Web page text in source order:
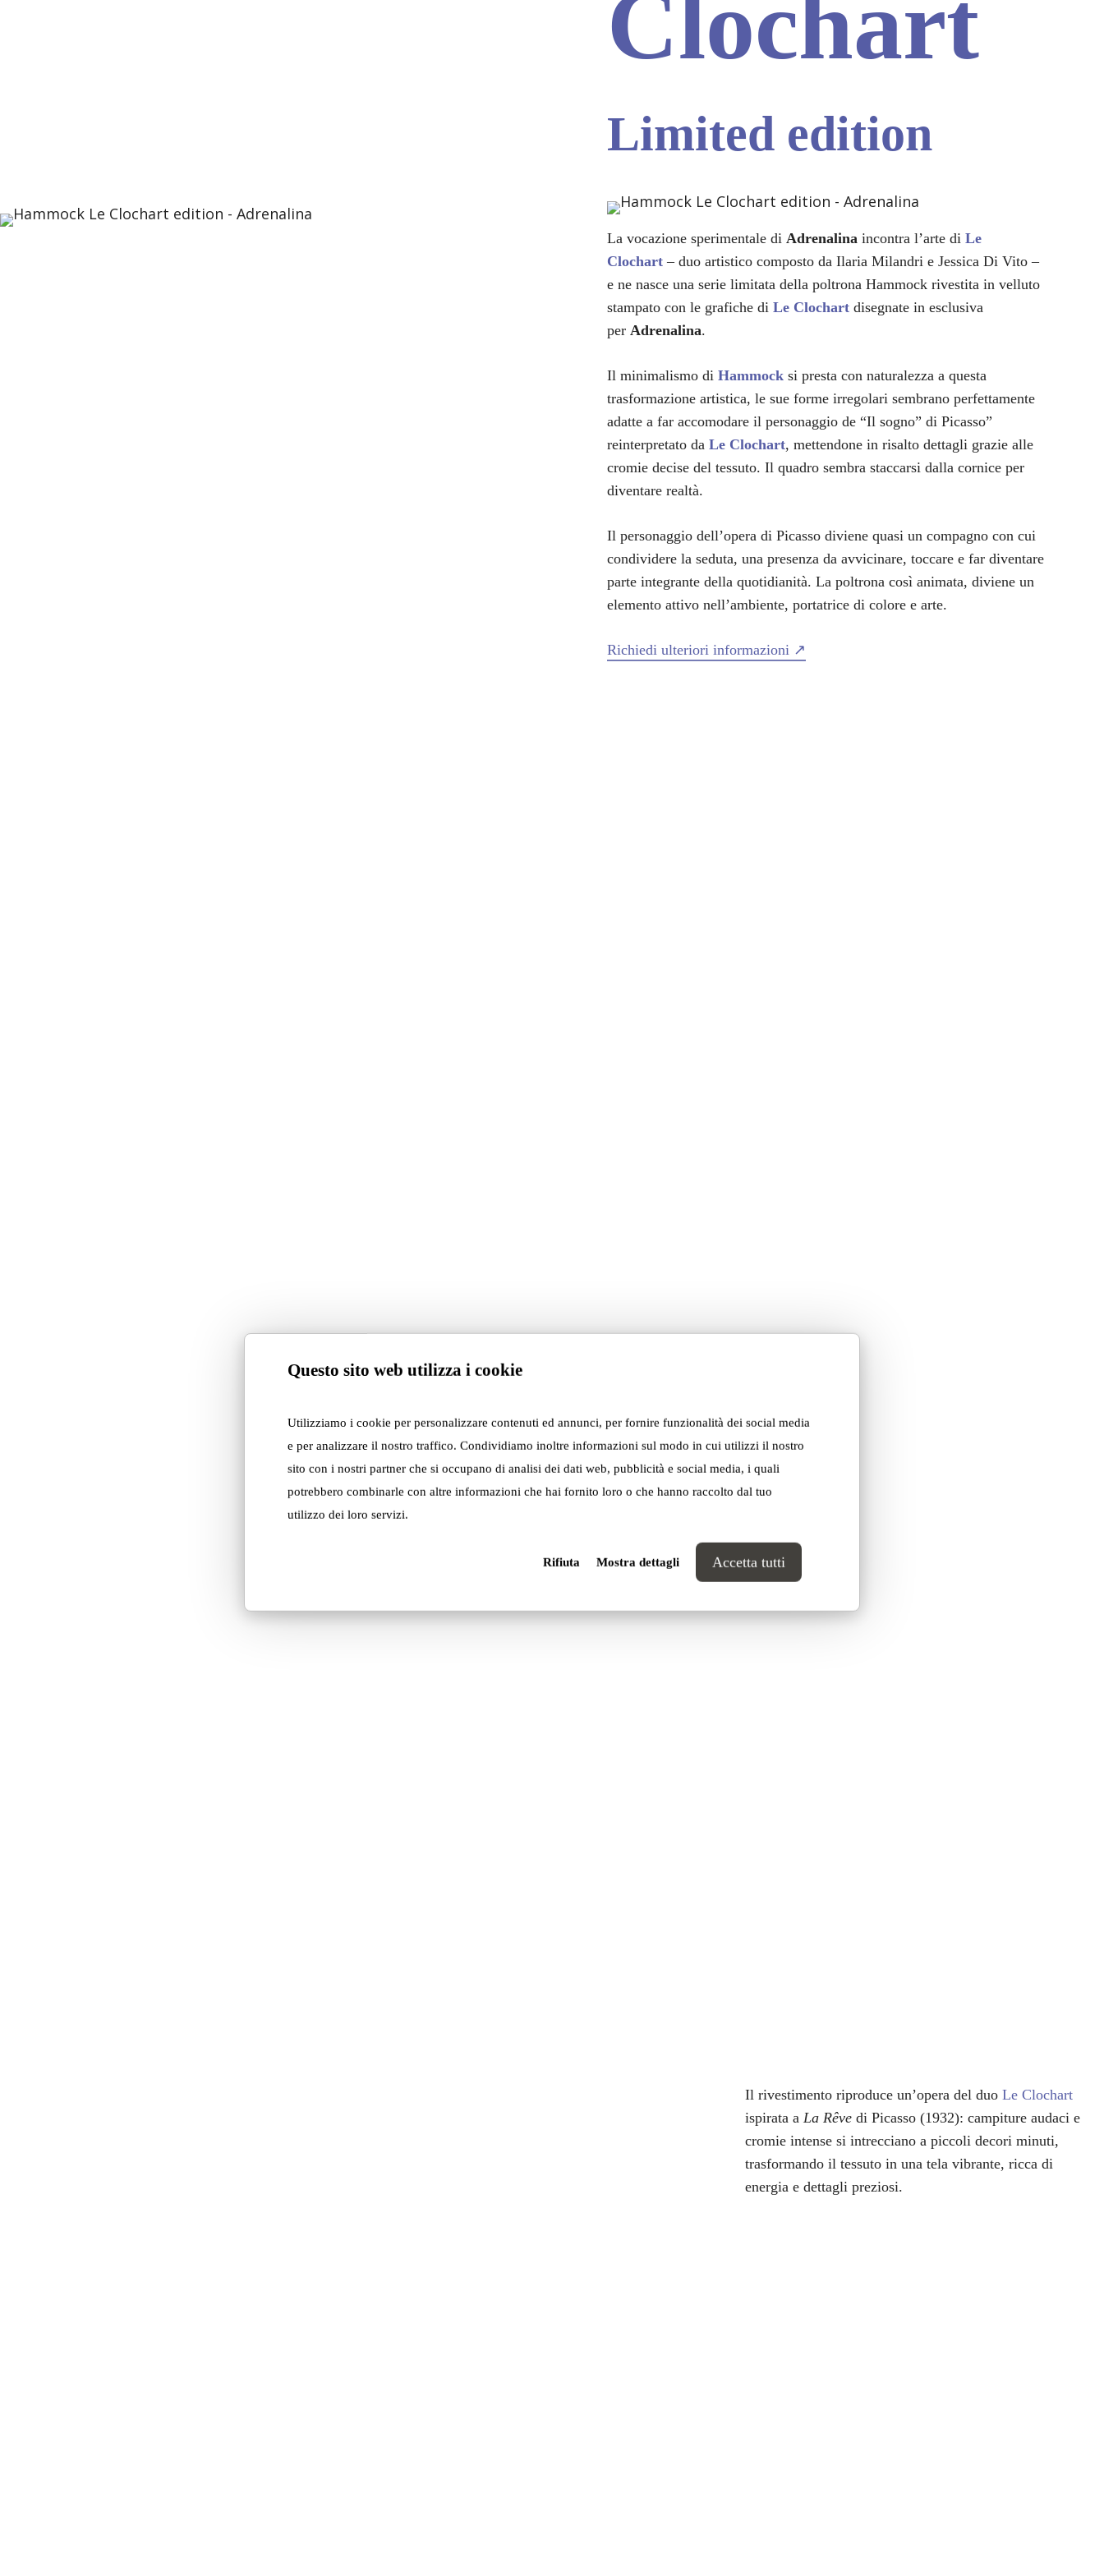
Questo sito web utilizza i cookie
Utilizziamo i cookie per personalizzare contenuti ed annunci, per fornire funzionalità dei social media
e per analizzare il nostro traffico. Condividiamo inoltre informazioni sul modo in cui utilizzi il nostro
sito con i nostri partner che si occupano di analisi dei dati web, pubblicità e social media, i quali
potrebbero combinarle con altre informazioni che hai fornito loro o che hanno raccolto dal tuo
utilizzo dei loro servizi.
Rifiuta Mostra dettagli Accetta tutti
Clochart
Limited edition
La vocazione sperimentale diAdrenalina incontra l’arte diLe
Clochart – duo artistico composto da Ilaria Milandri e Jessica Di Vito –
e ne nasce una serie limitata della poltrona Hammock rivestita in velluto
stampato con le grafiche diLe Clochart disegnate in esclusiva
perAdrenalina.
Il minimalismo diHammock si presta con naturalezza a questa
trasformazione artistica, le sue forme irregolari sembrano perfettamente
adatte a far accomodare il personaggio de “Il sogno” di Picasso”
reinterpretato daLe Clochart, mettendone in risalto dettagli grazie alle
cromie decise del tessuto. Il quadro sembra staccarsi dalla cornice per
diventare realtà.
Il personaggio dell’opera di Picasso diviene quasi un compagno con cui
condividere la seduta, una presenza da avvicinare, toccare e far diventare
parte integrante della quotidianità. La poltrona così animata, diviene un
elemento attivo nell’ambiente, portatrice di colore e arte.
Richiedi ulteriori informazioni ↗
Il rivestimento riproduce un’opera del duo Le Clochart
ispirata a La Rêvedi Picasso (1932): campiture audaci e
cromie intense si intrecciano a piccoli decori minuti,
trasformando il tessuto in una tela vibrante, ricca di
energia e dettagli preziosi.